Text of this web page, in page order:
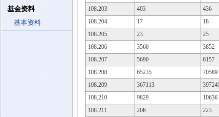
基金资料
基本资料
108.203
403
436
108.204
17
18
108.205
23
25
108.206
3560
3852
108.207
5690
6157
108.208
65235
70589
108.209
367113
108.210
9829
10636
108.211
206
223